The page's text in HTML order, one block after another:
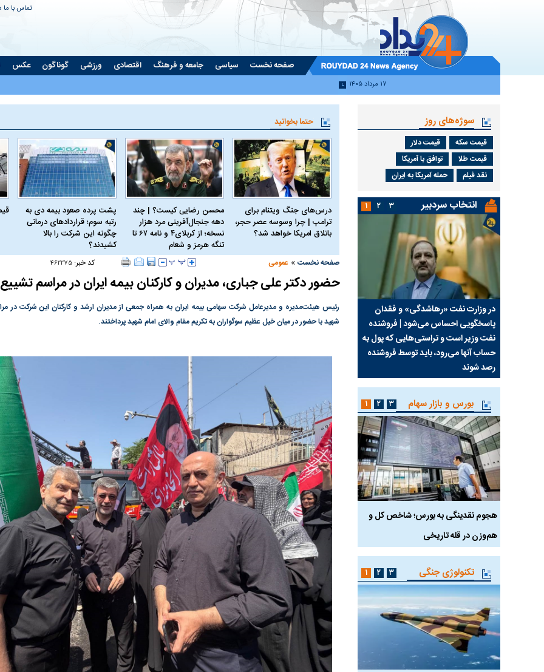
تماس با ما
صفحه نخست سیاسی جامعه و فرهنگ اقتصادی ورزشی گوناگون عکس
۱۷ مرداد ۱۴۰۵
حتما بخوانید
درس‌های جنگ ویتنام برای
ترامپ | چرا وسوسه عصر حجر،
باتلاق امریکا خواهد شد؟
محسن رضایی کیست؟ | چند
دهه جنجال‌آفرینی مرد هزار
نسخه؛ از کربلای۴ و نامه ۶۷ تا
تنگه هرمز و شعام
پشت پرده صعود بیمه دی به
رتبه سوم؛ قراردادهای درمانی
چگونه این شرکت را بالا
کشیدند؟
صفحه نخست » عمومی کد خبر:۴۶۲۲۷۵
حضور دکتر علی جباری، مدیران و کارکنان بیمه ایران در مراسم
رئیس هیئت‌مدیره و مدیرعامل شرکت سهامی بیمه ایران به همراه جمعی از مدیران ارشد و کارکنان این شرکت در
شهید با حضور در میان خیل عظیم سوگواران به تکریم مقام والای امام شهید پرداختند.
سوژه‌های روز
قیمت سکه
قیمت دلار
قیمت طلا
توافق با آمریکا
نقد فیلم
حمله آمریکا به ایران
انتخاب سردبیر
در وزارت نفت «رهاشدگی» و فقدان
پاسخگویی احساس می‌شود | فروشنده
نفت وزیر است و تراستی‌هایی که پول به
حساب آنها می‌رود، باید توسط فروشنده
رصد شوند
چرا رویای آمریکایی سرنگونی رژیم و
نابودی محور مقاومت تعبیر نشد؟ | پشت
واشنگتن را زمین زد
مطالعه رفتار هیستریک صدا و سیما علیه
کمپین نه به اعدام
در وزارت نفت
حساب آنها
۱ ۲ ۳
بورس و بازار سهام
هجوم نقدینگی به بورس؛ شاخص کل و
هم‌وزن در قله تاریخی
بورس تهران رکورد شکست سیگنال مثبت دیپلماسی به بورس
هجوم نقدینگی
هم‌وزن در قله
۱ ۲ ۳
تکنولوژی جنگی ۱ ۲ ۳